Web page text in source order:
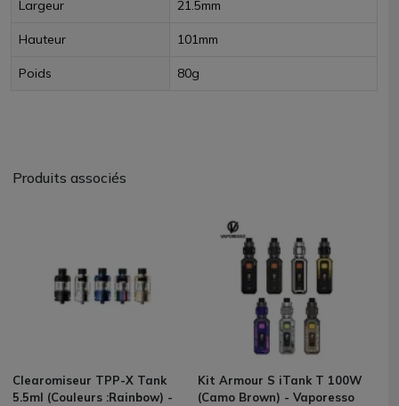
Largeur 21.5mm
Hauteur 101mm
Poids 80g
Produits associés
Clearomiseur TPP-X Tank
5.5ml (Couleurs :Rainbow) -
Kit Armour S iTank T 100W
(Camo Brown) - Vaporesso